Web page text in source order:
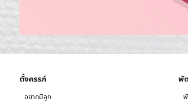
ตั้งครรภ์
อยากมีลูก
พั